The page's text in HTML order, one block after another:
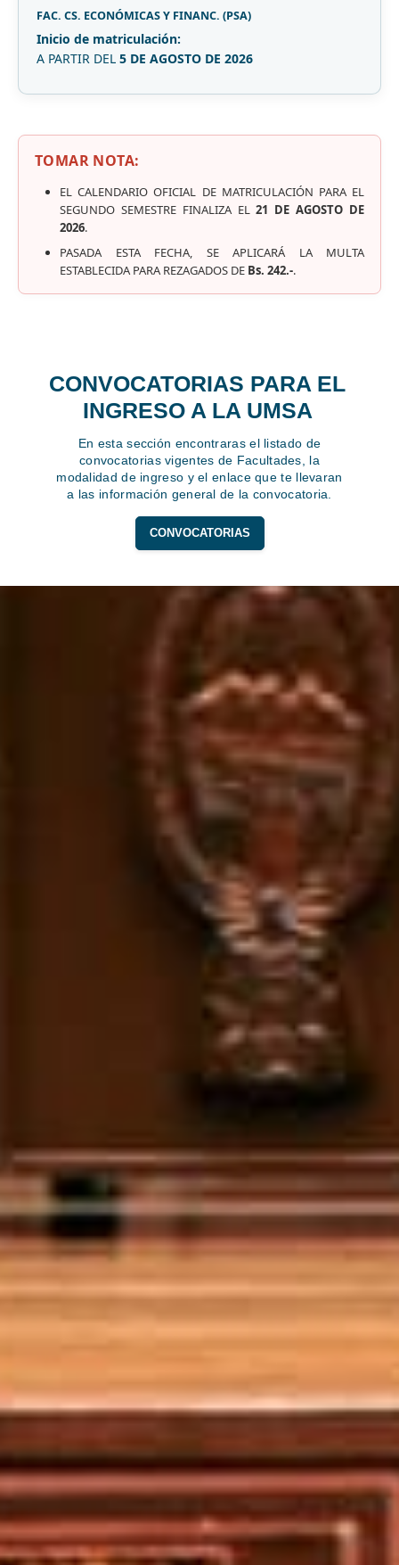
FAC. CS. ECONÓMICAS Y FINANC. (PSA)
Inicio de matriculación:
A PARTIR DEL 5 DE AGOSTO DE 2026
TOMAR NOTA:
EL CALENDARIO OFICIAL DE MATRICULACIÓN PARA EL
SEGUNDO SEMESTRE FINALIZA EL21 DE AGOSTO DE
2026.
PASADA ESTA FECHA, SE APLICARÁ LA MULTA
ESTABLECIDA PARA REZAGADOS DE Bs. 242.-.
CONVOCATORIAS PARA EL
INGRESO A LA UMSA
En esta sección encontraras el listado de
convocatorias vigentes de Facultades, la
modalidad de ingreso y el enlace que te llevaran
a las información general de la convocatoria.
CONVOCATORIAS